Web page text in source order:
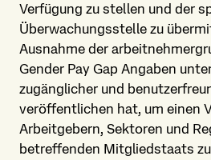
Verfügung zu stellen und der
Überwachungs­stelle zu
Ausnahme der
Gender Pay Gap Angaben
zugänglicher und
veröffentlichen hat, um einen
Arbeitgebern, Sektoren und
betreffenden Mitgliedstaats